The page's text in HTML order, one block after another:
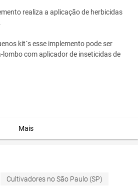
realiza a aplicação de herbicidas
kit´s esse implemento pode ser
com aplicador de inseticidas de
em 2 conjuntos na forma de kit"s, que
Cultivador São Francisco.
em 8 seções com mancais de
Mais
Cultivadores no São Paulo (SP)